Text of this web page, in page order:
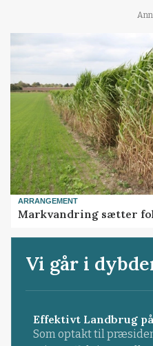
ARRANGEMENT
Markvandring sætter
Vi går i
Effektivt Landbrug
Som optakt til